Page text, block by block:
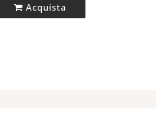
Acquista